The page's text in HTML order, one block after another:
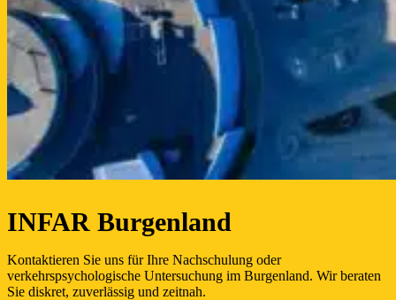
INFAR Burgenland
Kontaktieren Sie uns für Ihre Nachschulung oder
verkehrspsychologische Untersuchung im Burgenland. Wir beraten
Sie diskret, zuverlässig und zeitnah.